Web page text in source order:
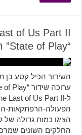
“State of Play” האחרון
השידור הכיל קטע בן
הציגו כמות גדולה
החלקים השונים